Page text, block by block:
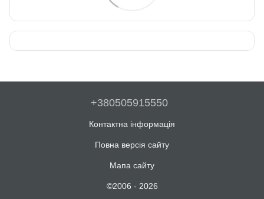
+380505915550
Контактна інформація
Повна версія сайту
Мапа сайту
©2006 - 2026